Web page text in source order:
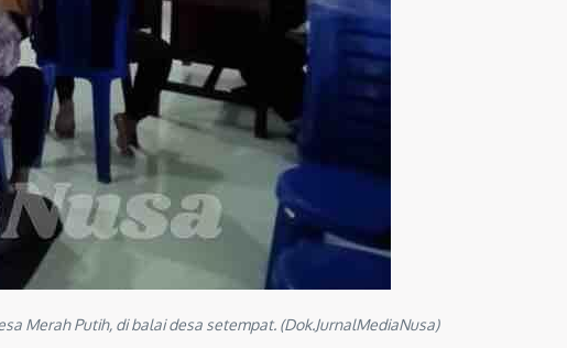
Merah Putih, di balai desa setempat. (Dok.JurnalMediaNusa)